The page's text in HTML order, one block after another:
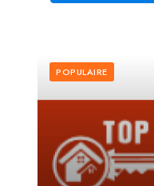
POPULAIRE